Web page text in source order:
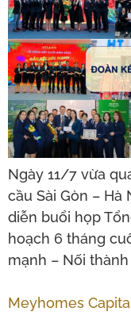
Ngày 11/7 vừa
cầu Sài Gòn – Hà
diễn buổi họp
hoạch 6 tháng
mạnh – Nối
Meyhomes